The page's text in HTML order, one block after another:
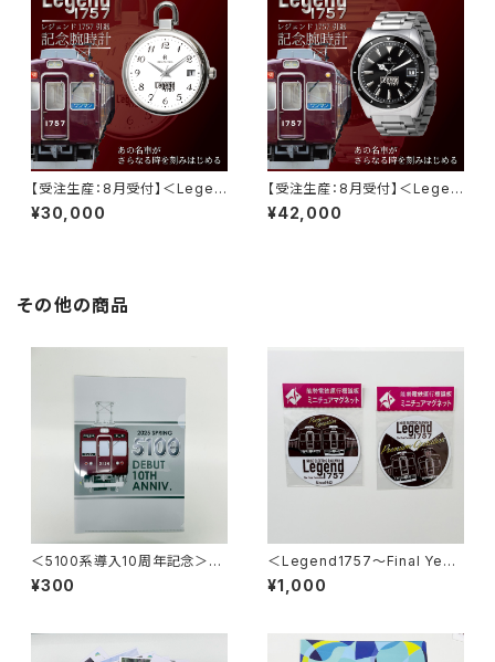
【受注生産：8月受付】＜Legen
d1757記念腕時計［4］＞Pock
et Watch
¥30,000
【受注生産：8月受付】＜Legen
d1757記念腕時計［5］＞ダイバ
ーズメタルモデル：ダイバーズブ
¥42,000
その他の商品
＜5100系導入10周年記念＞ク
リアファイル（イラストver.）
¥300
＜Legend1757～Final Year
2026～＞ミニチュアマグネット
2枚セット
¥1,000